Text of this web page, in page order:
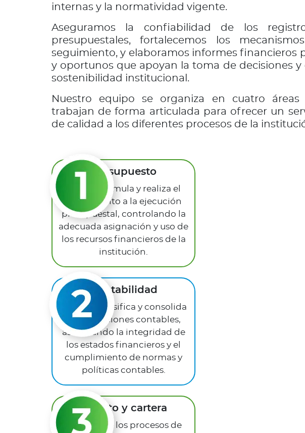
internas y la normatividad vigente.
Aseguramos la confiabilidad de los
presupuestales, fortalecemos los
seguimiento, y elaboramos informes financieros
y oportunos que apoyan la toma de decisiones y
sostenibilidad institucional.
Nuestro equipo se organiza en cuatro áreas
trabajan de forma articulada para ofrecer un
de calidad a los diferentes procesos de la
Presupuesto
Planea, formula y realiza el
seguimiento a la ejecución
presupuestal, controlando la
adecuada asignación y uso de
los recursos financieros de la
institución.
Contabilidad
Registra, clasifica y consolida
las operaciones contables,
asegurando la integridad de
los estados financieros y el
cumplimiento de normas y
políticas contables.
Crédito y cartera
Administra los procesos de